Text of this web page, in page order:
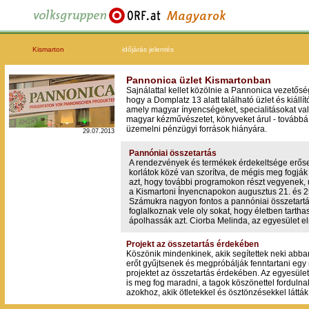
Kismarton időjárás jelentés
29.07.2013
Pannonica üzlet Kismartonban
Sajnálattal kellet közölnie a Pannonica
hogy a Domplatz 13 alatt található üzlet és
amely magyar ínyencségeket, specialitásokat
magyar kézművészetet, könyveket árul -
üzemelni pénzügyi források hiányára.
Pannóniai összetartás
A rendezvények és termékek érdekeltsége
korlátok közé van szorítva, de mégis meg
azt, hogy további programokon részt vegyenek,
a Kismartoni Ínyencnapokon augusztus 21. és
Számukra nagyon fontos a pannóniai
foglalkoznak vele oly sokat, hogy életben
ápolhassák azt. Ciorba Melinda, az egyesület
Projekt az összetartás érdekében
Köszönik mindenkinek, akik segítettek neki
erőt gyűjtsenek és megpróbálják fenntartani egy
projektet az összetartás érdekében. Az
is meg fog maradni, a tagok köszönettel
azokhoz, akik ötletekkel és ösztönzésekkel